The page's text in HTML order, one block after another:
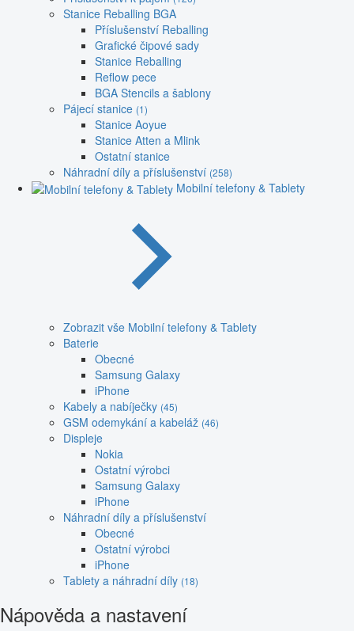
Stanice Reballing BGA
Příslušenství Reballing
Grafické čipové sady
Stanice Reballing
Reflow pece
BGA Stencils a šablony
Pájecí stanice (1)
Stanice Aoyue
Stanice Atten a Mlink
Ostatní stanice
Náhradní díly a příslušenství (258)
Mobilní telefony & Tablety
Zobrazit vše Mobilní telefony & Tablety
Baterie
Obecné
Samsung Galaxy
iPhone
Kabely a nabíječky (45)
GSM odemykání a kabeláž (46)
Displeje
Nokia
Ostatní výrobci
Samsung Galaxy
iPhone
Náhradní díly a příslušenství
Obecné
Ostatní výrobci
iPhone
Tablety a náhradní díly (18)
Nápověda a nastavení